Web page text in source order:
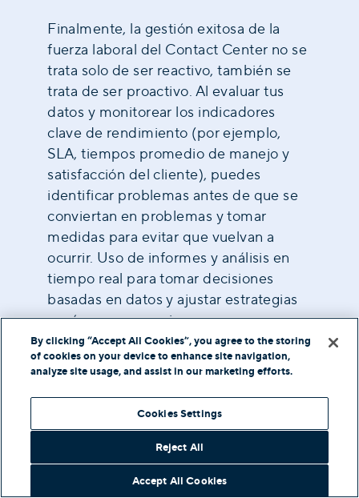
Finalmente, la gestión exitosa de la
fuerza laboral del Contact Center no se
trata solo de ser reactivo, también se
trata de ser proactivo. Al evaluar tus
datos y monitorear los indicadores
clave de rendimiento (por ejemplo,
SLA, tiempos promedio de manejo y
satisfacción del cliente), puedes
identificar problemas antes de que se
conviertan en problemas y tomar
medidas para evitar que vuelvan a
ocurrir. Uso de informes y análisis en
tiempo real para tomar decisiones
basadas en datos y ajustar estrategias
según sea necesario.
En resumen, la gestión eficaz de la
fuerza laboral del contact center es una
tarea desafiante pero gratificante que
involucra planificación, análisis de datos
y nuevas tecnologías. Con el enfoque
correcto y las herramientas adecuadas,
puedes brindar una experiencia de
By clicking “Accept All Cookies”, you agree to the storing
of cookies on your device to enhance site navigation,
analyze site usage, and assist in our marketing efforts.
Cookies Settings
Reject All
Accept All Cookies